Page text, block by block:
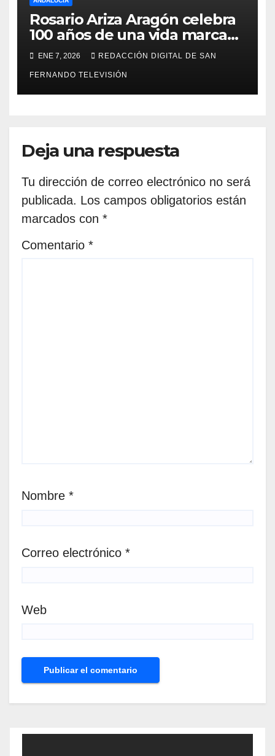
Rosario Ariza Aragón celebra
100 años de una vida marcada
por el esfuerzo, la familia y la
superación
ENE 7, 2026 REDACCIÓN DIGITAL DE SAN
FERNANDO TELEVISIÓN
Deja una respuesta
Tu dirección de correo electrónico no será
publicada. Los campos obligatorios están
marcados con *
Comentario *
Nombre *
Correo electrónico *
Web